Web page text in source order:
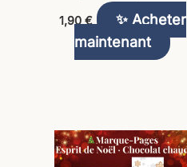
1,90 €
✨ Acheter
maintenant